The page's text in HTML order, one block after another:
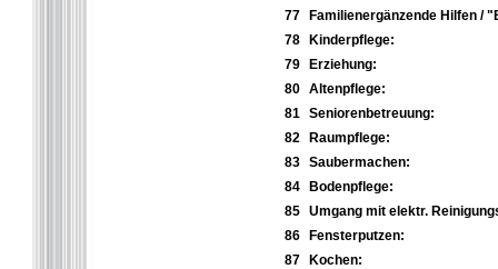
77
Familienergänzende Hilfen /
78
Kinderpflege:
79
Erziehung:
80
Altenpflege:
81
Seniorenbetreuung:
82
Raumpflege:
83
Saubermachen:
84
Bodenpflege:
85
Umgang mit elektr.
86
Fensterputzen:
87
Kochen: